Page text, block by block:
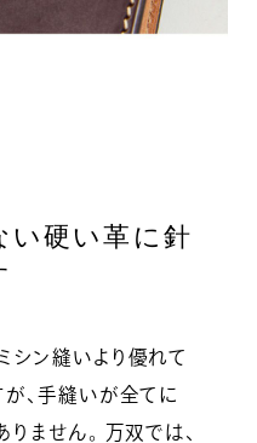
い硬い革に針
シン縫いより優れて
、手縫いが全てに
ません。 万双では、